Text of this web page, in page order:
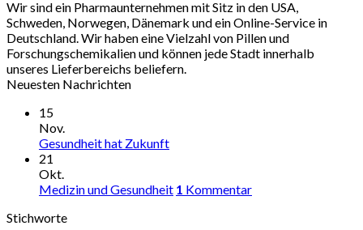
€225
Wir sind ein Pharmaunternehmen mit Sitz in den USA,
Schweden, Norwegen, Dänemark und ein Online-Service in
Deutschland. Wir haben eine Vielzahl von Pillen und
Forschungschemikalien und können jede Stadt innerhalb
unseres Lieferbereichs beliefern.
Neuesten Nachrichten
15
Nov.
Gesundheit hat Zukunft
21
Okt.
Medizin und Gesundheit 1 Kommentar
Stichworte